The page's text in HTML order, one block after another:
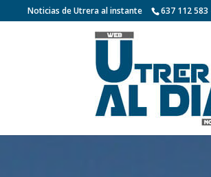
Noticias de Utrera al instante 637 112 583